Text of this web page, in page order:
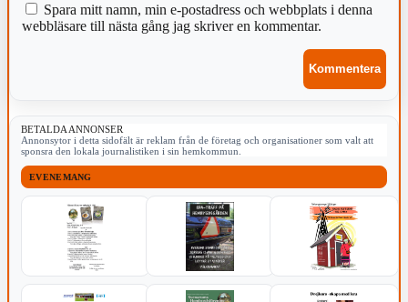
Spara mitt namn, min e-postadress och webbplats i denna
webbläsare till nästa gång jag skriver en kommentar.
BETALDA ANNONSER
Annonsytor i detta sidofält är reklam från de företag och organisationer som valt att
sponsra den lokala journalistiken i sin hemkommun.
EVENEMANG